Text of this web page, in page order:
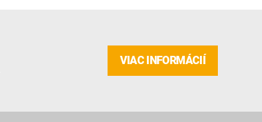
VIAC INFORMÁCIÍ